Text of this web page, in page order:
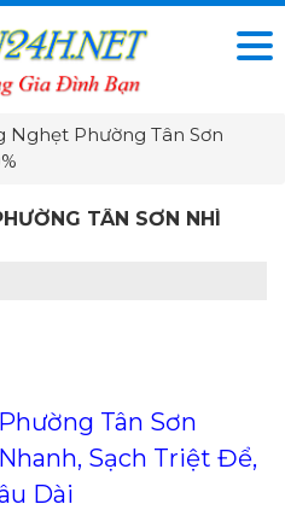
Nghẹt Phường Tân Sơn
TÂN SƠN NHÌ
Tân Sơn
Sạch Triệt Để,
Dài